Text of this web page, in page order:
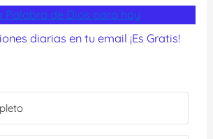
Palabra de Dios para hoy
diarias en tu email ¡Es Gratis!